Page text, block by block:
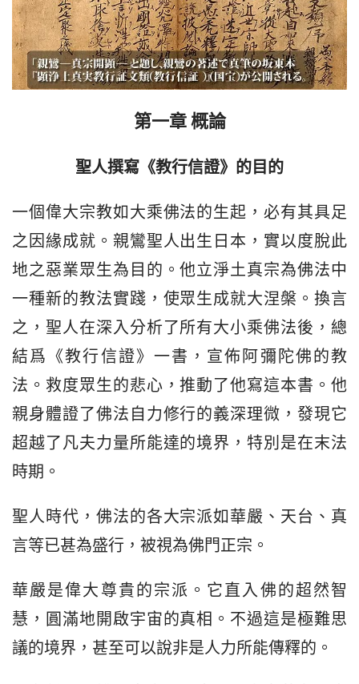
第一章 概論
聖人撰寫《教行信證》的目的
一個偉大宗教如大乘佛法的生起，必有其具足
之因緣成就。親鸞聖人出生日本，實以度脫此
地之惡業眾生為目的。他立淨土真宗為佛法中
一種新的教法實踐，使眾生成就大涅槃。換言
之，聖人在深入分析了所有大小乘佛法後，總
結爲《教行信證》一書，宣佈阿彌陀佛的教
法。救度眾生的悲心，推動了他寫這本書。他
親身體證了佛法自力修行的義深理微，發現它
超越了凡夫力量所能達的境界，特別是在末法
時期。
聖人時代，佛法的各大宗派如華嚴、天台、真
言等已甚為盛行，被視為佛門正宗。
華嚴是偉大尊貴的宗派。它直入佛的超然智
慧，圓滿地開啟宇宙的真相。不過這是極難思
議的境界，甚至可以說非是人力所能傳釋的。